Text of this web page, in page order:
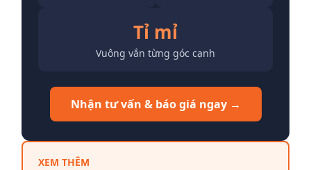
Tỉ mỉ
Vuông vắn từng góc cạnh
Nhận tư vấn & báo giá ngay →
XEM THÊM